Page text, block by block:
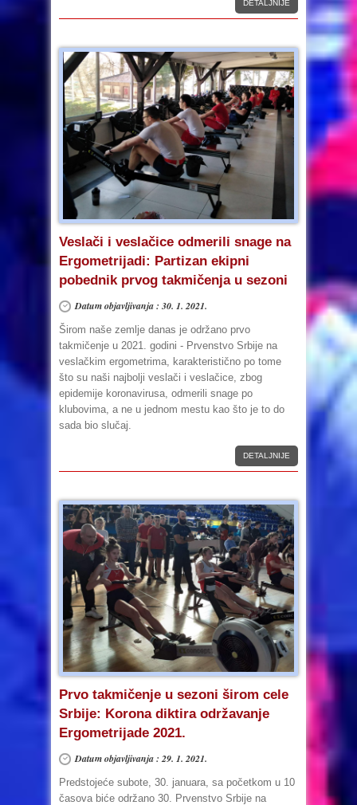
DETALJNIJE
Veslači i veslačice odmerili snage na
Ergometrijadi: Partizan ekipni
pobednik prvog takmičenja u sezoni
Datum objavljivanja : 30. 1. 2021.
Širom naše zemlje danas je održano prvo
takmičenje u 2021. godini - Prvenstvo Srbije na
veslačkim ergometrima, karakteristično po tome
što su naši najbolji veslači i veslačice, zbog
epidemije koronavirusa, odmerili snage po
klubovima, a ne u jednom mestu kao što je to do
sada bio slučaj.
DETALJNIJE
Prvo takmičenje u sezoni širom cele
Srbije: Korona diktira održavanje
Ergometrijade 2021.
Datum objavljivanja : 29. 1. 2021.
Predstojeće subote, 30. januara, sa početkom u 10
časova biće održano 30. Prvenstvo Srbije na